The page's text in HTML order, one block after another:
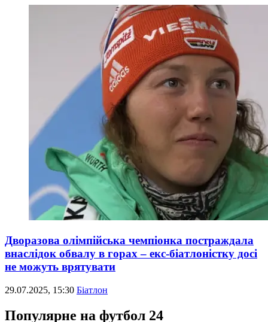
Дворазова олімпійська чемпіонка постраждала
внаслідок обвалу в горах – екс-біатлоністку досі
не можуть врятувати
29.07.2025, 15:30 Біатлон
Популярне на футбол 24